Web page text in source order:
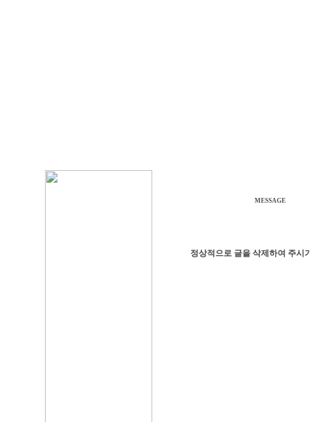
MESSAGE
정상적으로 글을 삭제하여 주시